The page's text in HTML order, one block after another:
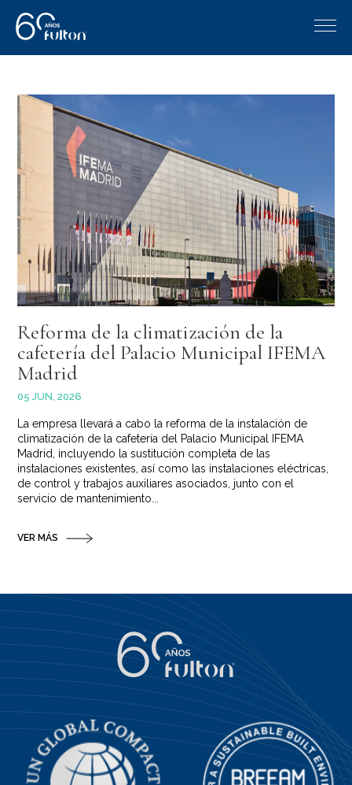
Reforma de la climatización de la
cafetería del Palacio Municipal IFEMA
Madrid
05 JUN, 2026
La empresa llevará a cabo la reforma de la instalación de
climatización de la cafetería del Palacio Municipal IFEMA
Madrid, incluyendo la sustitución completa de las
instalaciones existentes, así como las instalaciones eléctricas,
de control y trabajos auxiliares asociados, junto con el
servicio de mantenimiento...
VER MÁS